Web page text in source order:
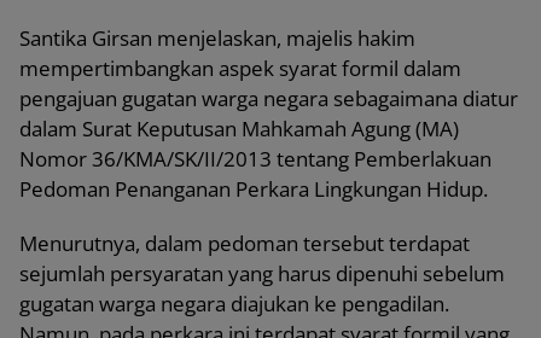
Santika Girsan menjelaskan, majelis hakim
mempertimbangkan aspek syarat formil dalam
pengajuan gugatan warga negara sebagaimana diatur
dalam Surat Keputusan Mahkamah Agung (MA)
Nomor 36/KMA/SK/II/2013 tentang Pemberlakuan
Pedoman Penanganan Perkara Lingkungan Hidup.
Menurutnya, dalam pedoman tersebut terdapat
sejumlah persyaratan yang harus dipenuhi sebelum
gugatan warga negara diajukan ke pengadilan.